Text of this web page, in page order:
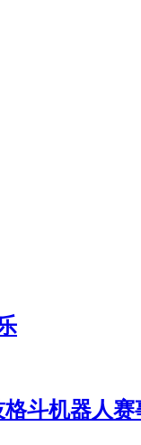
斗机器人赛